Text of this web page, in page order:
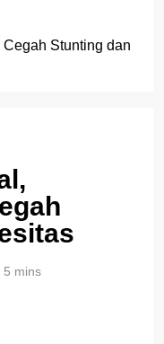
Stunting dan
5 mins